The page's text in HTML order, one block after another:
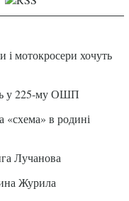
і мотокросери хочуть
у 225-му ОШП
«схема» в родині
Лучанова
Журила